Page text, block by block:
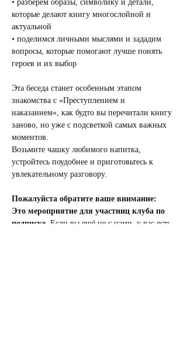
• разберём образы, символику и детали,
которые делают книгу многослойной и
актуальной
• поделимся личными мыслями и зададим
вопросы, которые помогают лучше понять
героев и их выбор
Эта беседа станет особенным этапом
знакомства с «Преступлением и
наказанием», как будто вы перечитали книгу
заново, но уже с подсветкой самых важных
моментов.
Возьмите чашку любимого напитка,
устройтесь поудобнее и приготовьтесь к
увлекательному разговору.
Пожалуйста обратите ваше внимание:
Это мероприятие для участниц клуба по
подписке , Если вы ещё не с нами, у вас есть